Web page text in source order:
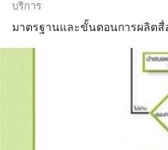
บริการ
มาตรฐานและขั้นตอนการผลิต